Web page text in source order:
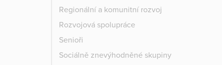
Regionální a komunitní rozvoj
Rozvojová spolupráce
Senioři
Sociálně znevýhodněné skupiny